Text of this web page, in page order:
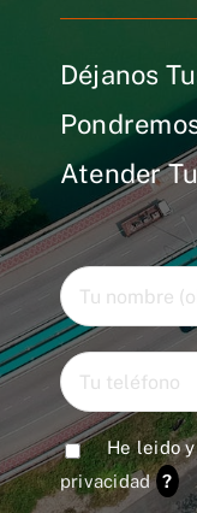
Déjanos
Atender
He leido
privacidad ?